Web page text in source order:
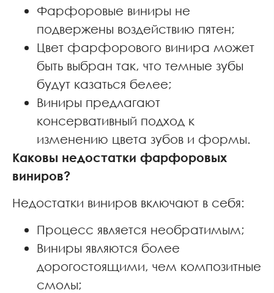
Фарфоровые виниры не
подвержены воздействию пятен;
Цвет фарфорового винира может
быть выбран так, что темные зубы
будут казаться белее;
Виниры предлагают
консервативный подход к
изменению цвета зубов и формы.
Каковы недостатки фарфоровых
виниров?
Недостатки виниров включают в себя:
Процесс является необратимым;
Виниры являются более
дорогостоящими, чем композитные
смолы;